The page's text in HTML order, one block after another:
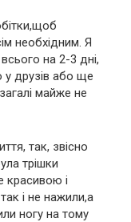
необхідним. Я
на 2-3 дні,
у друзів або ще
майже не
так, звісно
трішки
красивою і
і не нажили,а
ногу на тому